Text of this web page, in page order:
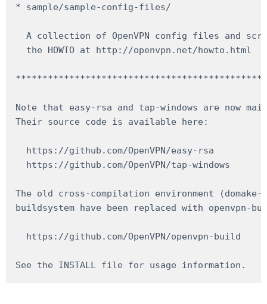
* sample/sample-config-files/
A collection of OpenVPN config files and
  the HOWTO at http://openvpn.net/howto.html
Note that easy-rsa and tap-windows are now
Their source code is available here:
  https://github.com/OpenVPN/easy-rsa
  https://github.com/OpenVPN/tap-windows
The old cross-compilation environment (domake-
buildsystem have been replaced with openvpn-
  https://github.com/OpenVPN/openvpn-build
See the INSTALL file for usage information.